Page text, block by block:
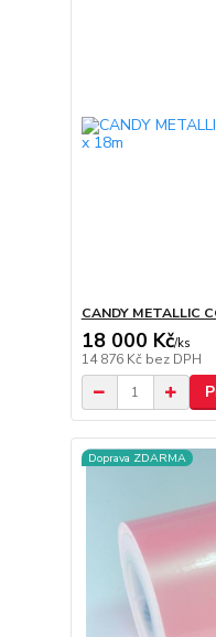
CANDY METALLIC
18 000 Kč/ks
14 876 Kč bez DPH
Doprava ZDARMA